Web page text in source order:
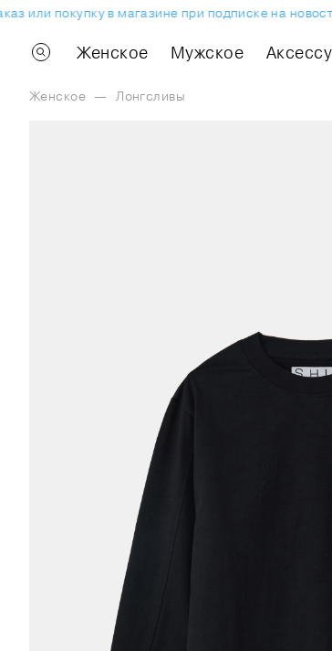
или покупку в магазине при подписке на
Женское Мужское
Женское — Лонгсливы